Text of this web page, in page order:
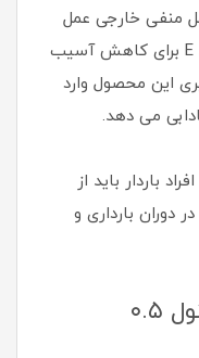
منفی خارجی عمل
می کند و به طور همزمان، ویتامین E برای کاهش آسیب
این محصول وارد
می دهد.
باردار باید از
مصرف محصولات حاوی ویتامین A در دوران بارداری و
ترکیبات سرم روغن رتینول ۰.۵